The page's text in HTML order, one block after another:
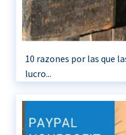
10 razones por las que
lucro...